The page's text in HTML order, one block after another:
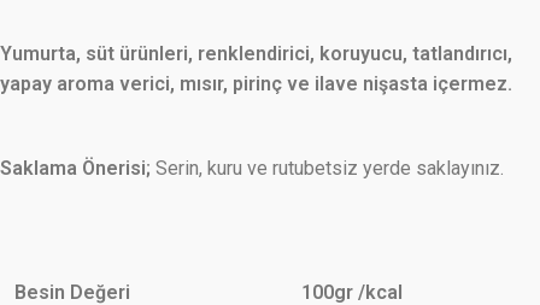
Yumurta, süt ürünleri, renklendirici, koruyucu, tatlandırıcı,
yapay aroma verici, mısır, pirinç ve ilave nişasta içermez.
Saklama Önerisi; Serin, kuru ve rutubetsiz yerde saklayınız.
Besin Değeri 100gr /kcal